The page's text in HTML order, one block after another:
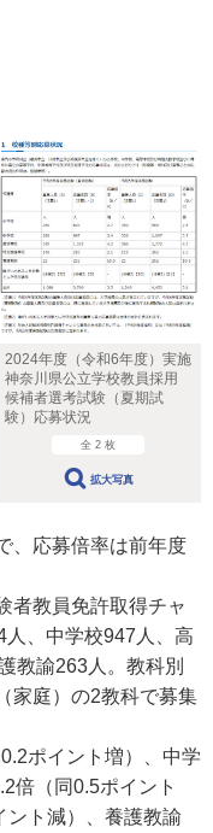
2024年度（令和6年度）実施
神奈川県公立学校教員採用
候補者選考試験（夏期試
験）応募状況
全 2 枚
拡大写真
、応募倍率は前年度
者教員免許取得チャ
、中学校947人、高
教諭263人。教科別
家庭）の2教科で募集
ポイント増）、中学
倍（同0.5ポイント
ント減）、養護教諭